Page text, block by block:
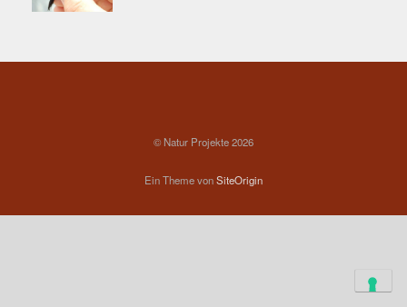
© Natur Projekte 2026
Ein Theme vonSiteOrigin